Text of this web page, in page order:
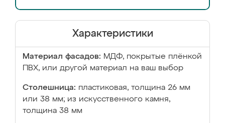
Характеристики
Материал фасадов: МДФ, покрытые плёнкой
ПВХ, или другой материал на ваш выбор
Столешница: пластиковая, толщина 26 мм
или 38 мм; из искусственного камня,
толщина 38 мм